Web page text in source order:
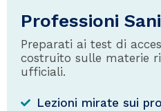
Professioni
Preparati ai test di
costruito sulle materie
ufficiali.
Lezioni mirate sui